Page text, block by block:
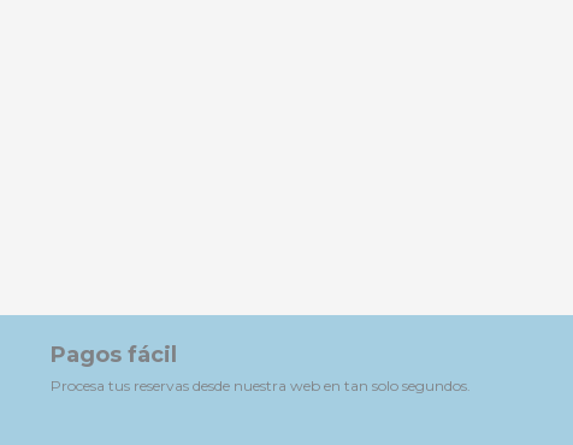
Pagos fácil
Procesa tus reservas desde nuestra web en tan solo segundos.